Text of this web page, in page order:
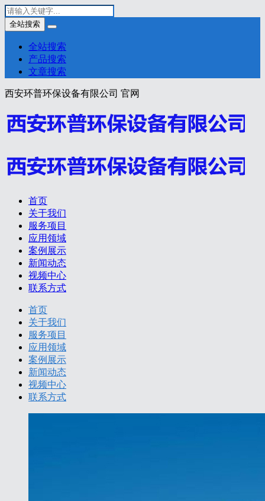
全站搜索
全站搜索
产品搜索
文章搜索
西安环普环保设备有限公司 官网
首页
关于我们
服务项目
应用领域
案例展示
新闻动态
视频中心
联系方式
首页
关于我们
服务项目
应用领域
案例展示
新闻动态
视频中心
联系方式